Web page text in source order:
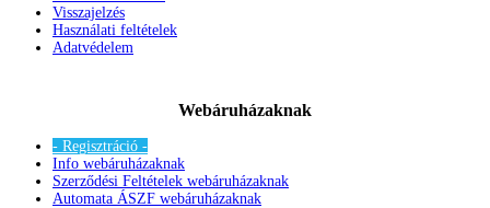
Visszajelzés
Használati feltételek
Adatvédelem
Webáruházaknak
- Regisztráció -
Info webáruházaknak
Szerződési Feltételek webáruházaknak
Automata ÁSZF webáruházaknak